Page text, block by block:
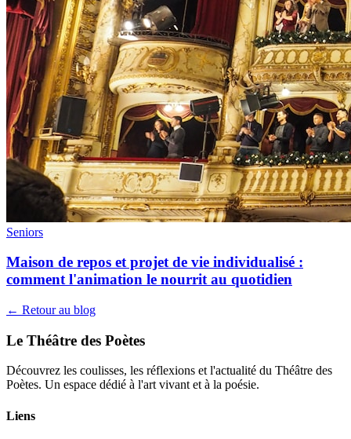
Seniors
Maison de repos et projet de vie individualisé :
comment l'animation le nourrit au quotidien
← Retour au blog
Le Théâtre des Poètes
Découvrez les coulisses, les réflexions et l'actualité du Théâtre des
Poètes. Un espace dédié à l'art vivant et à la poésie.
Liens